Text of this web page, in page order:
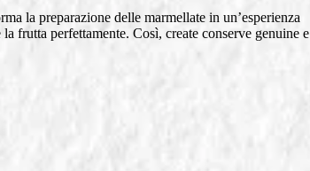
la preparazione delle marmellate in un’esperienza
la frutta perfettamente. Così, create conserve genuine e